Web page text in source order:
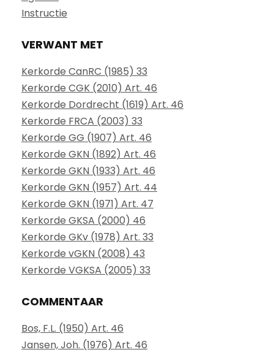
Instructie
VERWANT MET
Kerkorde CanRC (1985) 33
Kerkorde CGK (2010) Art. 46
Kerkorde Dordrecht (1619) Art. 46
Kerkorde FRCA (2003) 33
Kerkorde GG (1907) Art. 46
Kerkorde GKN (1892) Art. 46
Kerkorde GKN (1933) Art. 46
Kerkorde GKN (1957) Art. 44
Kerkorde GKN (1971) Art. 47
Kerkorde GKSA (2000) 46
Kerkorde GKv (1978) Art. 33
Kerkorde vGKN (2008) 43
Kerkorde VGKSA (2005) 33
COMMENTAAR
Bos, F.L. (1950) Art. 46
Jansen, Joh. (1976) Art. 46